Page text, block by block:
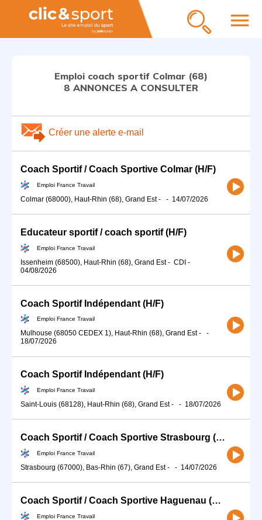
menu
Emploi coach sportif Colmar (68)
8 ANNONCES A CONSULTER
Créer une alerte e-mail
Coach Sportif / Coach Sportive Colmar (H/F)
Emploi France Travail
Colmar (68000), Haut-Rhin (68), Grand Est- - 14/07/2026
Educateur sportif / coach sportif (H/F)
Emploi France Travail
Issenheim (68500), Haut-Rhin (68), Grand Est- CDI -
04/08/2026
Coach Sportif Indépendant (H/F)
Emploi France Travail
Mulhouse (68050 CEDEX 1), Haut-Rhin (68), Grand Est-
-
18/07/2026
Coach Sportif Indépendant (H/F)
Emploi France Travail
Saint-Louis (68128), Haut-Rhin (68), Grand Est- - 18/07/2026
Coach Sportif / Coach Sportive Strasbourg (H/F)
Emploi France Travail
Strasbourg (67000), Bas-Rhin (67), Grand Est- - 14/07/2026
Coach Sportif / Coach Sportive Haguenau (H/F)
Emploi France Travail